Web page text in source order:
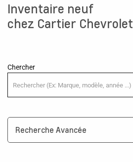
Inventaire neuf
chez Cartier Chevrolet
Chercher
Recherche Avancée